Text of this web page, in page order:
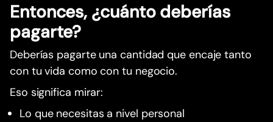
Entonces, ¿cuánto deberías
pagarte?
Deberías pagarte una cantidad que encaje tanto
con tu vida como con tu negocio.
Eso significa mirar:
Lo que necesitas a nivel personal